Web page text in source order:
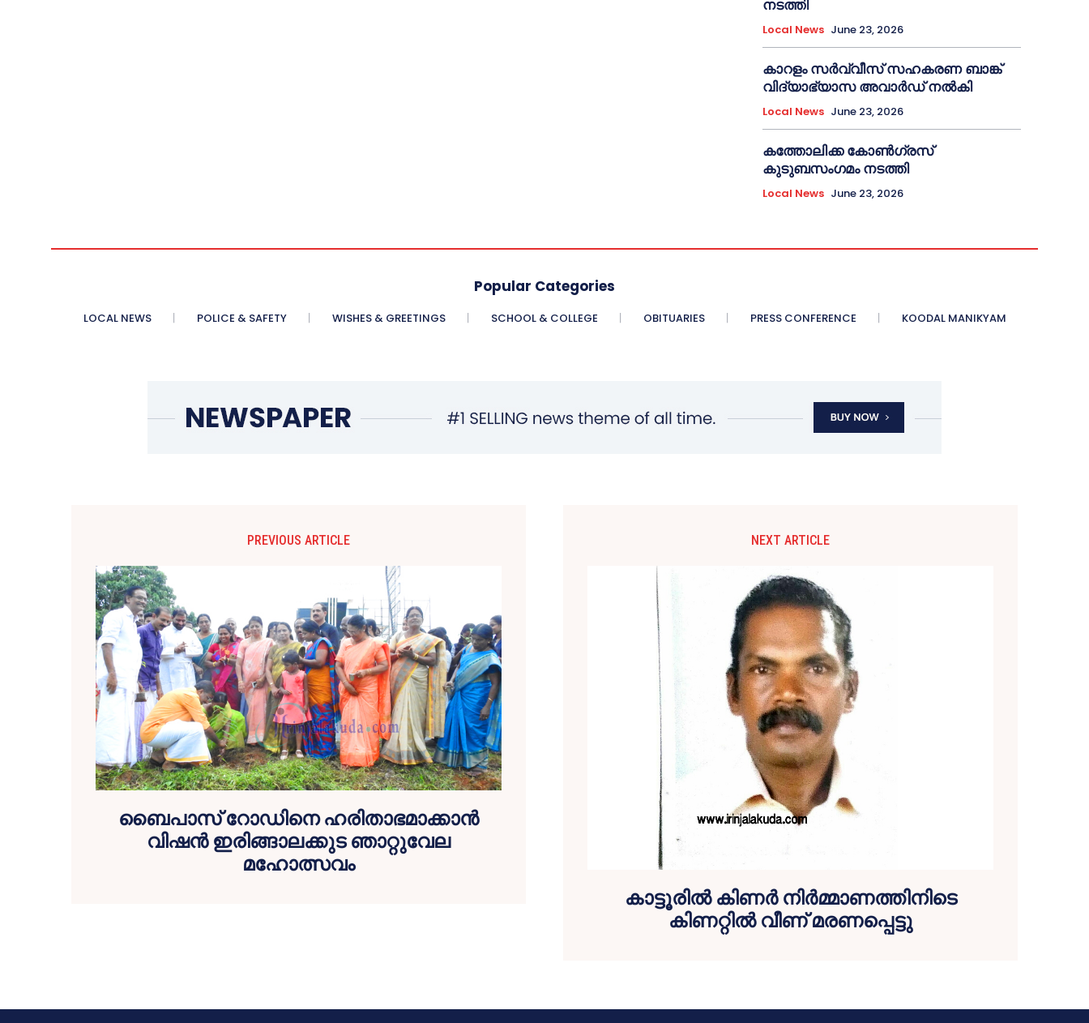
നടത്തി
Local News June 23, 2026
കാറളം സർവ്വീസ് സഹകരണ ബാങ്ക്
വിദ്യാഭ്യാസ അവാർഡ് നൽകി
Local News June 23, 2026
കത്തോലിക്ക കോൺഗ്രസ്
കുടുബസംഗമം നടത്തി
Local News June 23, 2026
Popular Categories
LOCAL NEWS POLICE & SAFETY WISHES & GREETINGS SCHOOL & COLLEGE OBITUARIES PRESS CONFERENCE KOODAL MANIKYAM
PREVIOUS ARTICLE
ബൈപാസ് റോഡിനെ ഹരിതാഭമാക്കാന്‍
വിഷന്‍ ഇരിങ്ങാലക്കുട ഞാറ്റുവേല
മഹോത്സവം
NEXT ARTICLE
കാട്ടൂരില്‍ കിണര്‍ നിര്‍മ്മാണത്തിനിടെ
കിണറ്റില്‍ വീണ് മരണപ്പെട്ടു